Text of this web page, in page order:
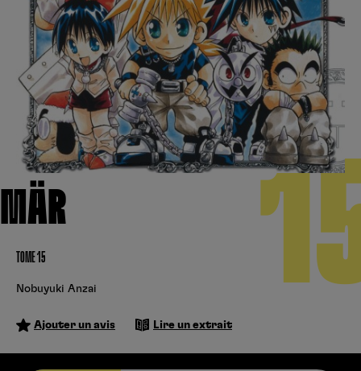
MÄR
TOME 15
Nobuyuki Anzai
Ajouter un avis Lire un extrait
Cultura Fnac
Kobo
Se connecter S’inscrire
Hunter x Hunter
Fire Force
Black Butler